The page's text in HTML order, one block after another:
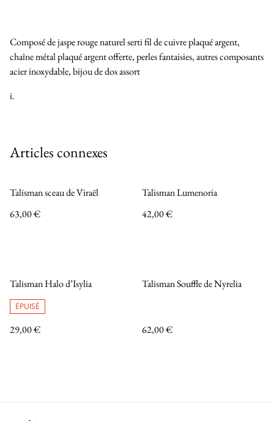
Composé de jaspe rouge naturel serti fil de cuivre plaqué argent,
chaîne métal plaqué argent offerte, perles fantaisies, autres composants
acier inoxydable, bijou de dos assort
i.
Articles connexes
Talisman sceau de Viraël
63,00 €
Talisman Lumenoria
42,00 €
Talisman Halo d’Isylia
ÉPUISÉ
29,00 €
Talisman Souffle de Nyrelia
62,00 €